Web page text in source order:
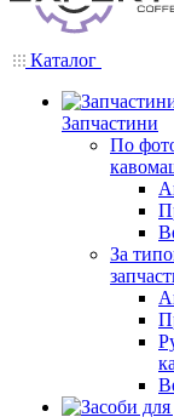
Каталог
Запчастини
По
За